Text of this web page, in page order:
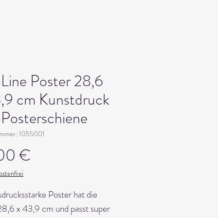
Poster 28,6
cm Kunstdruck
1055001
€
Poster hat die
x 43,9 cm und passt super